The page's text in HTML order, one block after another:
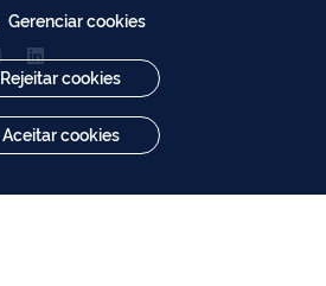
Gerenciar cookies
Rejeitar cookies
Aceitar cookies